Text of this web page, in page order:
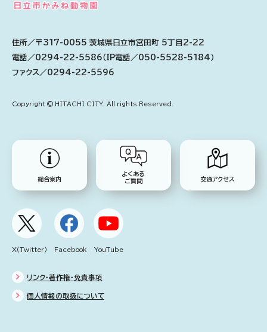
住所／〒317-0055 茨城県日立市宮田町 5丁目2-22
電話／0294-22-5586（IP電話／050-5528-5184）
ファクス／0294-22-5596
Copyright © HITACHI CITY. All rights Reserved.
総合案内
よくある
ご質問
交通アクセス
X(Twitter) Facebook YouTube
リンク・著作権・免責事項
個人情報の取扱について